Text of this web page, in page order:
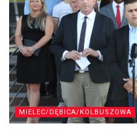
MIELEC/DĘBICA/KOLBUSZOWA